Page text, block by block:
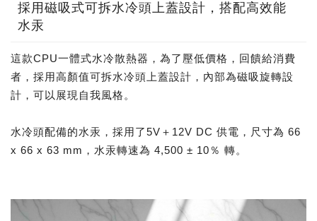
採用磁吸式可拆水冷頭上蓋設計，搭配高效能
水汞
這款CPU一體式水冷散熱器，為了壓低價格，回饋給消費
者，採用高顏值可拆水冷頭上蓋設計，內部為磁吸旋轉設
計，可以展現自我風格。
水冷頭配備的水汞，採用了5V＋12V DC 供電，尺寸為 66
x 66 x 63 mm，水汞轉速為 4,500 ± 10％ 轉。